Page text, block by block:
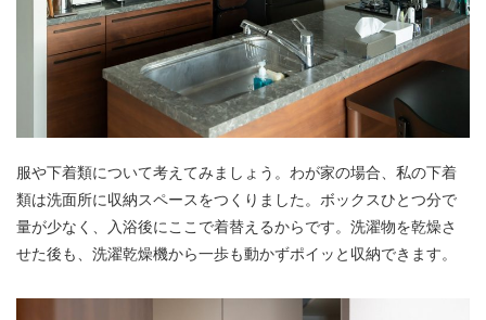
服や下着類について考えてみましょう。わが家の場合、私の下着
類は洗面所に収納スペースをつくりました。ボックスひとつ分で
量が少なく、入浴後にここで着替えるからです。洗濯物を乾燥さ
せた後も、洗濯乾燥機から一歩も動かずポイッと収納できます。